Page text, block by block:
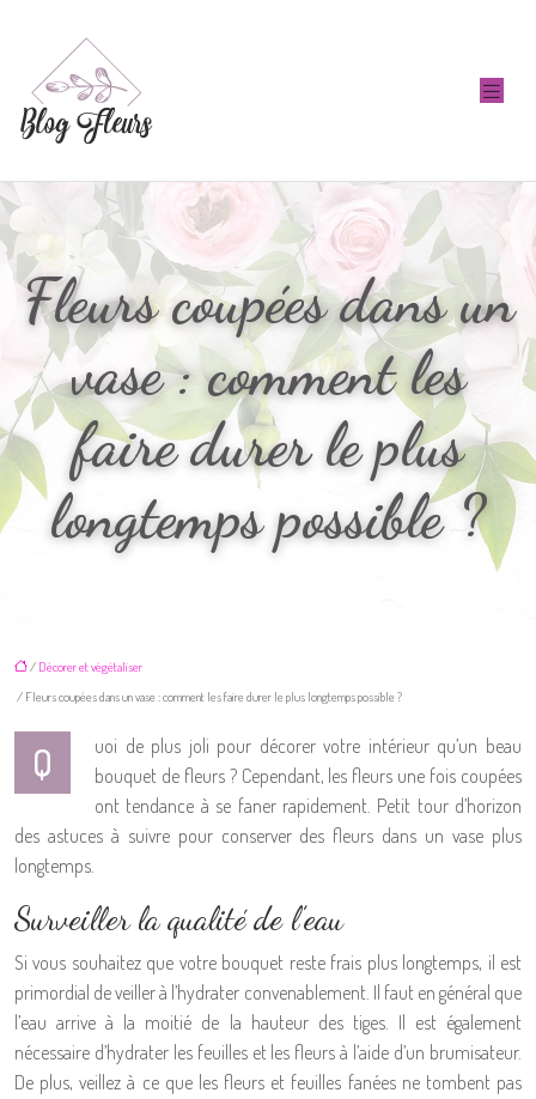
Fleurs coupées dans un
vase : comment les
faire durer le plus
longtemps possible ?
/ Décorer et végétaliser
/ Fleurs coupées dans un vase : comment les faire durer le plus longtemps possible ?
Q
uoi de plus joli pour décorer votre intérieur qu’un beau
bouquet de fleurs ? Cependant, les fleurs une fois coupées
ont tendance à se faner rapidement. Petit tour d’horizon
des astuces à suivre pour conserver des fleurs dans un vase plus
longtemps.
Surveiller la qualité de l’eau
Si vous souhaitez que votre bouquet reste frais plus longtemps, il est
primordial de veiller à l’hydrater convenablement. Il faut en général que
l’eau arrive à la moitié de la hauteur des tiges. Il est également
nécessaire d’hydrater les feuilles et les fleurs à l’aide d’un brumisateur.
De plus, veillez à ce que les fleurs et feuilles fanées ne tombent pas